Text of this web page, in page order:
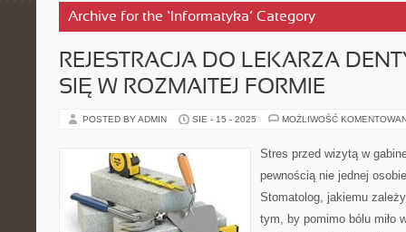
Archive for the ‘Informatyka’ Category
REJESTRACJA DO LEKARZA
SIĘ W ROZMAITEJ FORMIE
POSTED BY ADMIN SIE - 15 - 2025 MOŻLIWOŚĆ
Stres przed wizytą w
pewnością nie jednej
Stomatolog, jakiemu
tym, by pomimo bólu miło